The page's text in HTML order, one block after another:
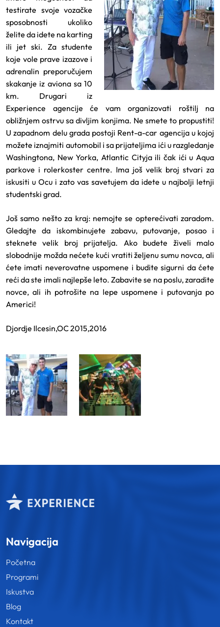
testirate svoje vozačke
sposobnosti ukoliko
želite da idete na karting
ili jet ski. Za studente
koje vole prave izazove i
adrenalin preporučujem
skakanje iz aviona sa 10
km. Drugari iz
Experience agencije će vam organizovati roštilj na
obližnjem ostrvu sa divljim konjima. Ne smete to propustiti!
U zapadnom delu grada postoji Rent-a-car agencija u kojoj
možete iznajmiti automobil i sa prijateljima ići u razgledanje
Washingtona, New Yorka, Atlantic Cityja ili čak ići u Aqua
parkove i rolerkoster centre. Ima još velik broj stvari za
iskusiti u Ocu i zato vas savetujem da idete u najbolji letnji
studentski grad.
Još samo nešto za kraj: nemojte se opterećivati zaradom.
Gledajte da iskombinujete zabavu, putovanje, posao i
steknete velik broj prijatelja. Ako budete živeli malo
slobodnije možda nećete kući vratiti željenu sumu novca, ali
ćete imati neverovatne uspomene i budite sigurni da ćete
reći da ste imali najlepše leto. Zabavite se na poslu, zaradite
novce, ali ih potrošite na lepe uspomene i putovanja po
Americi!
Djordje Ilcesin,OC 2015,2016
Navigacija
Početna
Programi
Iskustva
Blog
Kontakt